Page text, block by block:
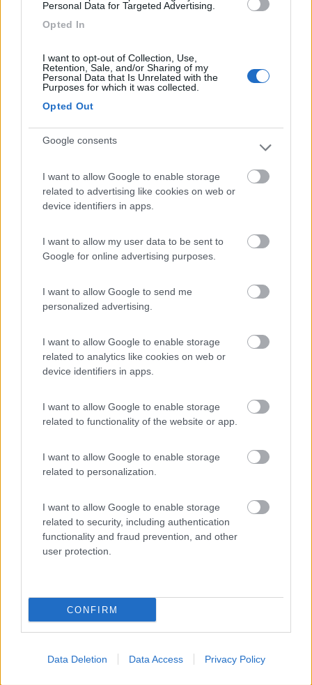
Personal Data for Targeted Advertising.
Opted In
I want to opt-out of Collection, Use,
Retention, Sale, and/or Sharing of my
Personal Data that Is Unrelated with the
Purposes for which it was collected.
Opted Out
Google consents
I want to allow Google to enable storage
related to advertising like cookies on web or
device identifiers in apps.
I want to allow my user data to be sent to
Google for online advertising purposes.
I want to allow Google to send me
personalized advertising.
I want to allow Google to enable storage
related to analytics like cookies on web or
device identifiers in apps.
I want to allow Google to enable storage
related to functionality of the website or app.
I want to allow Google to enable storage
related to personalization.
I want to allow Google to enable storage
related to security, including authentication
functionality and fraud prevention, and other
user protection.
CONFIRM
Data Deletion Data Access Privacy Policy
sm
an
Bis
ch
off
Ca
er
Lin
e
Ma
zin
e -
sm
ann+Bischoff
Niesmann+Bischoff nel listino interattivo di
CamperOnLine
Niesmann+Bischoff
Continua a crescere la nuova
fabbrica Laika
CaravanBacci presente a Tour.it, a
Carrara dal 22 al 25 gennaio
Commenti
Fai ilLoginpercommentare.
Le News di Niesmann+Bischoff